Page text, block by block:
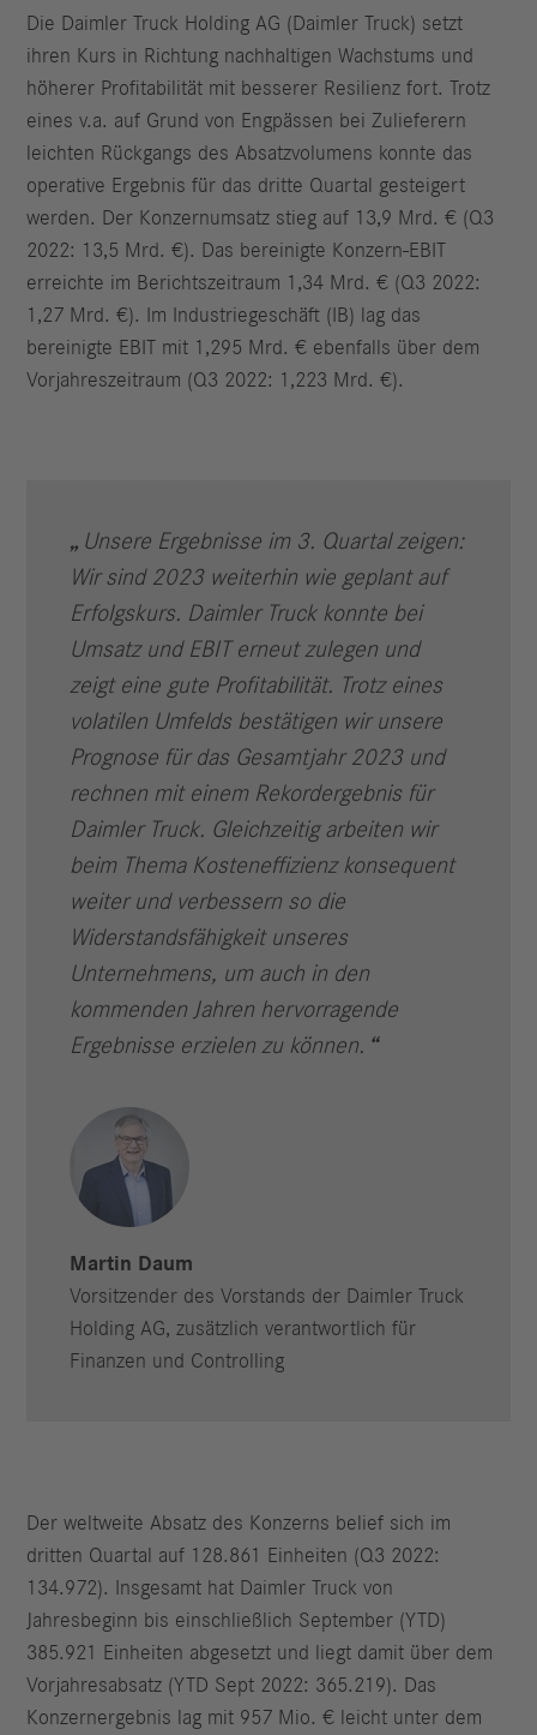
Die Daimler Truck Holding AG (Daimler Truck) setzt
ihren Kurs in Richtung nachhaltigen Wachstums und
höherer Profitabilität mit besserer Resilienz fort. Trotz
eines v.a. auf Grund von Engpässen bei Zulieferern
leichten Rückgangs des Absatzvolumens konnte das
operative Ergebnis für das dritte Quartal gesteigert
werden. Der Konzernumsatz stieg auf 13,9 Mrd. € (Q3
2022: 13,5 Mrd. €). Das bereinigte Konzern-EBIT
erreichte im Berichtszeitraum 1,34 Mrd. € (Q3 2022:
1,27 Mrd. €). Im Industriegeschäft (IB) lag das
bereinigte EBIT mit 1,295 Mrd. € ebenfalls über dem
Vorjahreszeitraum (Q3 2022: 1,223 Mrd. €).
Unsere Ergebnisse im 3. Quartal zeigen:
Wir sind 2023 weiterhin wie geplant auf
Erfolgskurs. Daimler Truck konnte bei
Umsatz und EBIT erneut zulegen und
zeigt eine gute Profitabilität. Trotz eines
volatilen Umfelds bestätigen wir unsere
Prognose für das Gesamtjahr 2023 und
rechnen mit einem Rekordergebnis für
Daimler Truck. Gleichzeitig arbeiten wir
beim Thema Kosteneffizienz konsequent
weiter und verbessern so die
Widerstandsfähigkeit unseres
Unternehmens, um auch in den
kommenden Jahren hervorragende
Ergebnisse erzielen zu können.
Martin Daum
Vorsitzender des Vorstands der Daimler Truck
Holding AG, zusätzlich verantwortlich für
Finanzen und Controlling
Der weltweite Absatz des Konzerns belief sich im
dritten Quartal auf 128.861 Einheiten (Q3 2022:
134.972). Insgesamt hat Daimler Truck von
Jahresbeginn bis einschließlich September (YTD)
385.921 Einheiten abgesetzt und liegt damit über dem
Vorjahresabsatz (YTD Sept 2022: 365.219). Das
Konzernergebnis lag mit 957 Mio. € leicht unter dem